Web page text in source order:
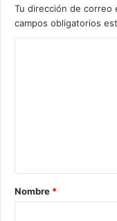
Tu dirección de correo
campos obligatorios
Nombre *